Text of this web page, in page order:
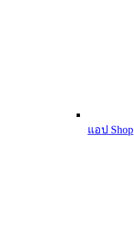
แอป Shop